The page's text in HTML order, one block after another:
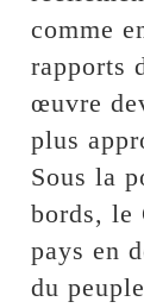
comme
rapports
œuvre
plus
Sous la
bords, le
pays en
du